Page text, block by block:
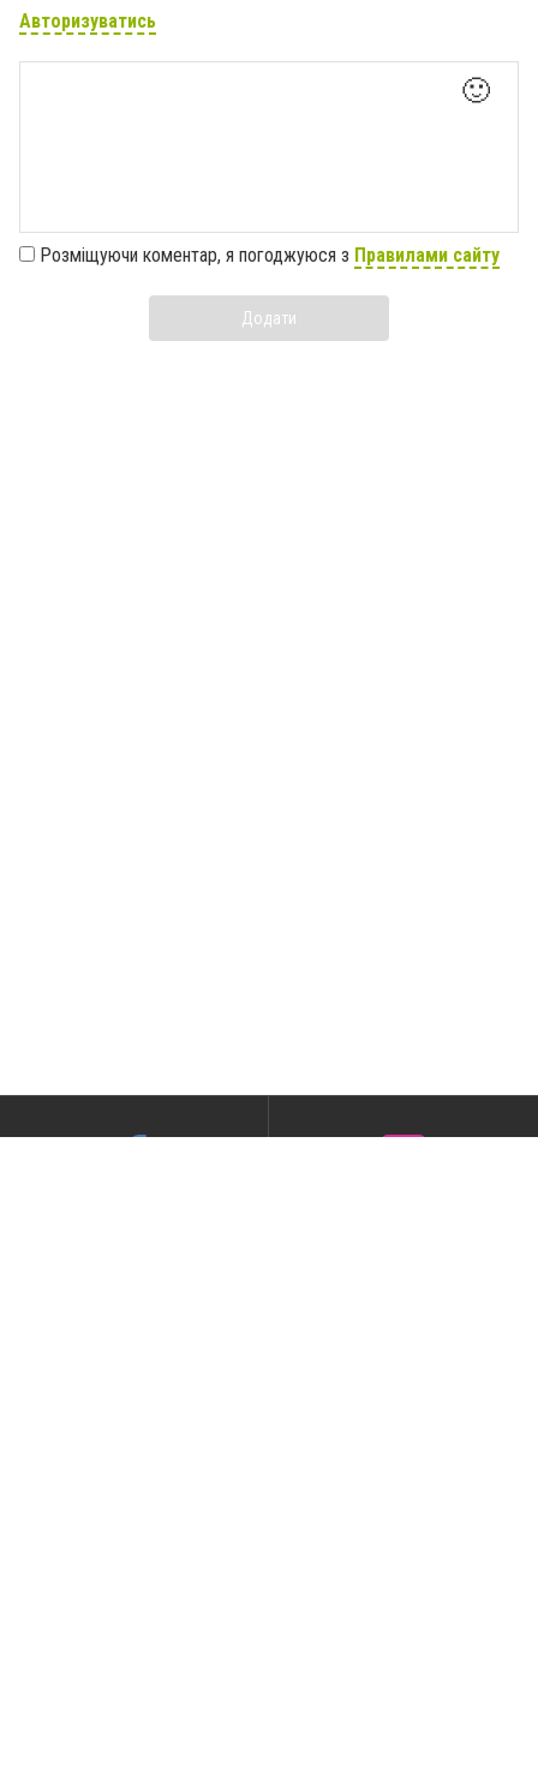
Авторизуватись
🙂
Розміщуючи коментар, я погоджуюся з Правилами сайту
Додати